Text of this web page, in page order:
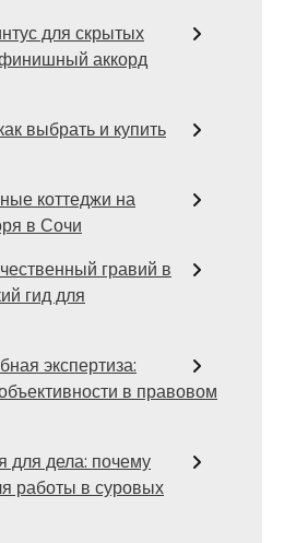
для скрытых
аккорд
выбрать и купить
коттеджи на
в Сочи
гравий в
гид для
экспертиза:
в правовом
для дела: почему
работы в суровых